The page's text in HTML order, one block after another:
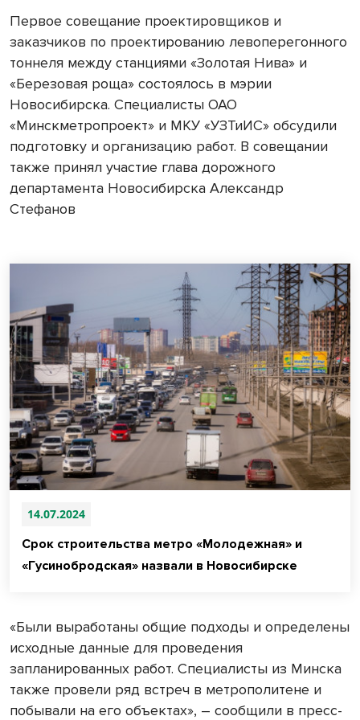
Первое совещание проектировщиков и
заказчиков по проектированию левоперегонного
тоннеля между станциями «Золотая Нива» и
«Березовая роща» состоялось в мэрии
Новосибирска. Специалисты ОАО
«Минскметропроект» и МКУ «УЗТиИС» обсудили
подготовку и организацию работ. В совещании
также принял участие глава дорожного
департамента Новосибирска Александр
Стефанов
14.07.2024
Срок строительства метро «Молодежная» и
«Гусинобродская» назвали в Новосибирске
«Были выработаны общие подходы и определены
исходные данные для проведения
запланированных работ. Специалисты из Минска
также провели ряд встреч в метрополитене и
побывали на его объектах», – сообщили в пресс-